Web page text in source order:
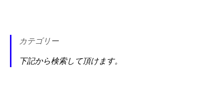
カテゴリー
下記から検索して頂けます。